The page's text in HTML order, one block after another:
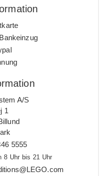
A/S
1
5555
8 Uhr bis 21 Uhr